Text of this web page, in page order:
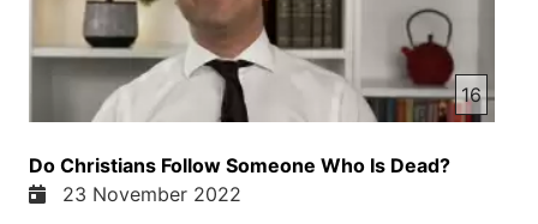
که بفهمم خودت آیا این سوال تقلیدی پرسان کدید یا ای
که اول متعلاه کدید کلام خدا را از امکان من بارها
پرسان کردم آیا انجیل شریف را خواندید؟ چون اگر
می‌خواندید انجیل شریف مرقص فصل 1 آیه 1 اولین آیت
انجیل شریف برا ما و شما میگه ابتدای انجیل ایسا
ایمسی پسر خدا اولین آیه انجیل شریف پس من از سوال
خودت فرار نمیکدم امیدوارستم که جواب سوال خود را
گرفته باشی در پناه خداوند باشی
16
Do Christians Follow Someone Who Is Dead?
23 November 2022